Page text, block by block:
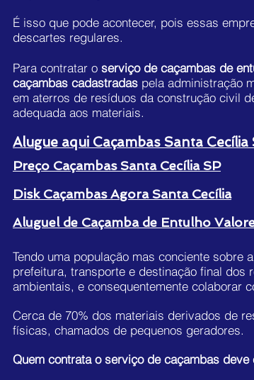
É isso que pode acontecer, pois essas
descartes regulares.
Para contratar o serviço de caçambas de
caçambas cadastradas pela administração
em aterros de resíduos da construção civil
adequada aos materiais.
Alugue aqui Caçambas Santa Cecília
Preço Caçambas Santa Cecília SP
Disk Caçambas Agora Santa Cecília
Aluguel de Caçamba de Entulho
Tendo uma população mas conciente sobre
prefeitura, transporte e destinação final
ambientais, e consequentemente colaborar
Cerca de 70% dos materiais derivados de
físicas, chamados de pequenos geradores.
Quem contrata o serviço de caçambas deve